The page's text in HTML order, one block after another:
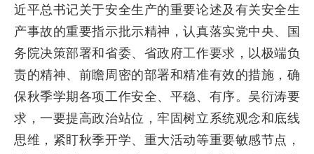
近平总书记关于安全生产的重要论述及有关安全生
产事故的重要指示批示精神，认真落实党中央、国
务院决策部署和省委、省政府工作要求，以极端负
责的精神、前瞻周密的部署和精准有效的措施，确
保秋季学期各项工作安全、平稳、有序。吴衍涛要
求，一要提高政治站位，牢固树立系统观念和底线
思维，紧盯秋季开学、重大活动等重要敏感节点，